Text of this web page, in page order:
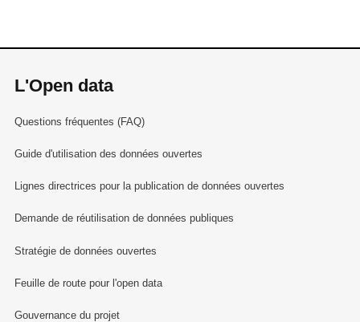
L'Open data
Questions fréquentes (FAQ)
Guide d'utilisation des données ouvertes
Lignes directrices pour la publication de données ouvertes
Demande de réutilisation de données publiques
Stratégie de données ouvertes
Feuille de route pour l'open data
Gouvernance du projet